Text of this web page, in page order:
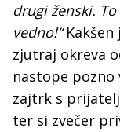
drugi ženski.
vedno!“Kakšen
zjutraj okreva
nastope pozno
zajtrk s
ter si zvečer